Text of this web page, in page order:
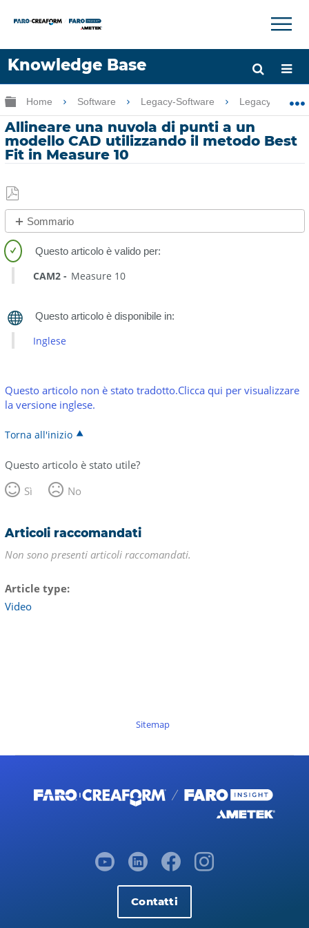
Knowledge Base
Lingua
Chiedere aiuto Accesso
×
Ingrandisci/riduci gerarchia globale
Home Software Legacy-Software Legacy-
Allineare una nuvola di punti a un
modello CAD utilizzando il metodo Best
Fit in Measure 10
Salva
come
PDF
Sommario
No
intestazioni
CAM2 Measure 10
Inglese
Questo articolo non è stato tradotto.Clicca qui per visualizzare
la versione inglese.
Torna all'inizio
Questo articolo è stato utile?
Sì
No
Articoli raccomandati
Non sono presenti articoli raccomandati.
Article type
Video
Sitemap
Contatti